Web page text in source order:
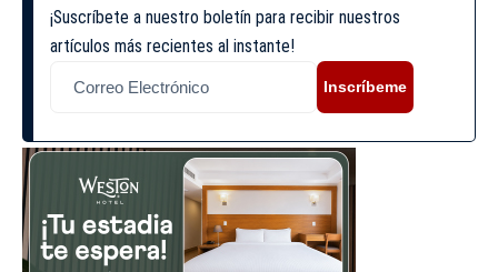
¡Suscríbete a nuestro boletín para recibir nuestros
artículos más recientes al instante!
Inscríbeme